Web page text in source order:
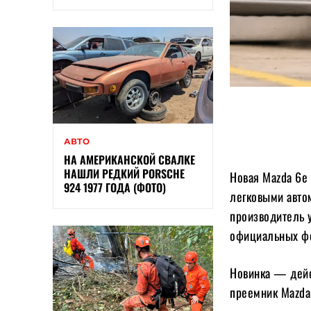
АВТО
НА АМЕРИКАНСКОЙ СВАЛКЕ
НАШЛИ РЕДКИЙ PORSCHE
924 1977 ГОДА (ФОТО)
Новая Mazda
легковыми
производитель
официальных
Новинка —
преемник